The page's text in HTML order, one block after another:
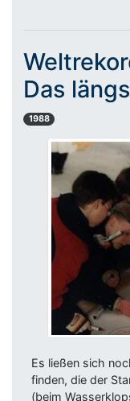
Das
1988
Es ließen sich
finden, die der
(beim